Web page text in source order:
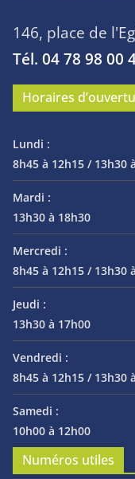
146, place de
Tél. 04 78 98 00
Horaires
Lundi :
8h45 à 12h15 / 13h30
Mardi :
13h30 à 18h30
Mercredi :
8h45 à 12h15 / 13h30
Jeudi :
13h30 à 17h00
Vendredi :
8h45 à 12h15 / 13h30
Samedi :
10h00 à 12h00
Numéros utiles